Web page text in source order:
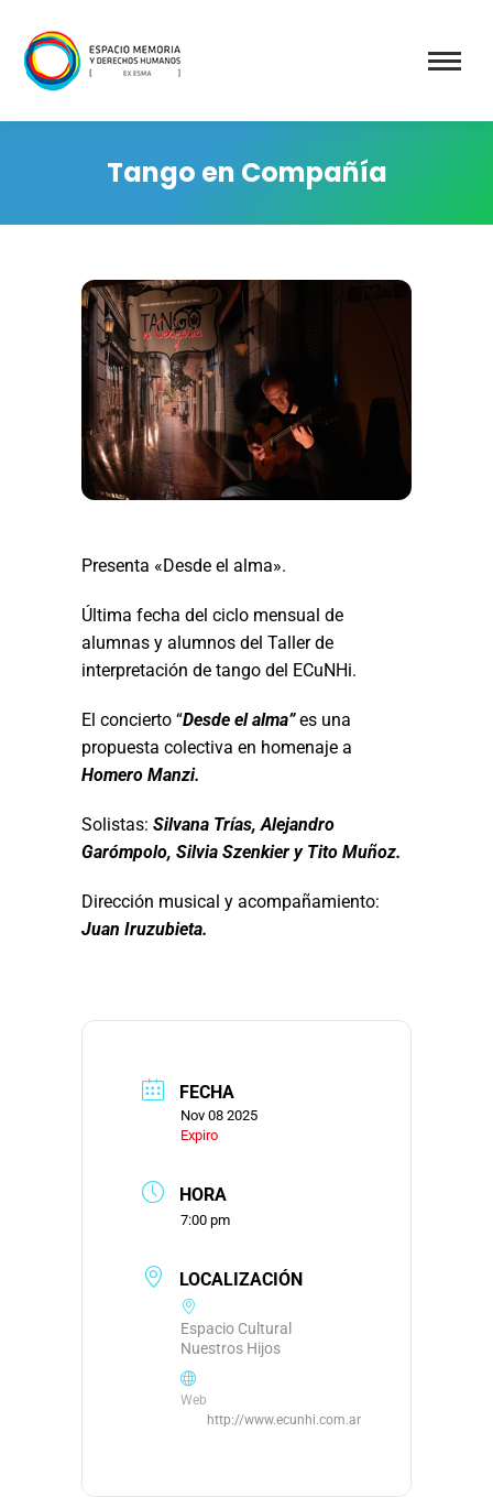
Tango en Compañía
Presenta «Desde el alma».
Última fecha del ciclo mensual de
alumnas y alumnos del Taller de
interpretación de tango del ECuNHi.
El concierto “Desde el alma” es una
propuesta colectiva en homenaje a
Homero Manzi.
Solistas: Silvana Trías, Alejandro
Garómpolo, Silvia Szenkier y Tito Muñoz.
Dirección musical y acompañamiento:
Juan Iruzubieta.
FECHA
Nov 08 2025
Expiro
HORA
7:00 pm
LOCALIZACIÓN
Espacio Cultural
Nuestros Hijos
Web
http://www.ecunhi.com.ar